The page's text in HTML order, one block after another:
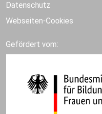
Datenschutz
Webseiten-Cookies
Gefördert vom: